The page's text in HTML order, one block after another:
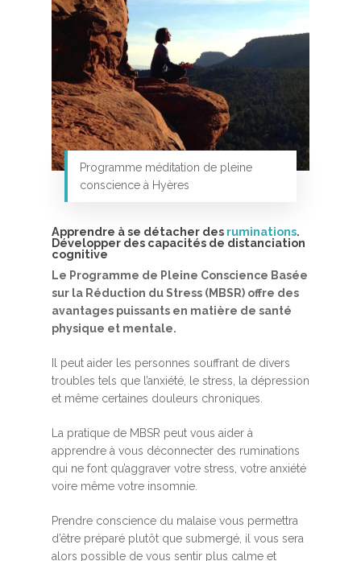
Programme méditation de pleine
conscience à Hyères
Apprendre à se détacher des ruminations.
Développer des capacités de distanciation
cognitive
Le Programme de Pleine Conscience Basée
sur la Réduction du Stress (MBSR) offre des
avantages puissants en matière de santé
physique et mentale.
Il peut aider les personnes souffrant de divers
troubles tels que l’anxiété, le stress, la dépression
et même certaines douleurs chroniques.
La pratique de MBSR peut vous aider à
apprendre à vous déconnecter des ruminations
qui ne font qu’aggraver votre stress, votre anxiété
voire même votre insomnie.
Prendre conscience du malaise vous permettra
d’être préparé plutôt que submergé, il vous sera
alors possible de vous sentir plus calme et
MBSR, MSC &
Méditation
MBSR
Stage de méditation
Retraite de pleine
Thérapie :
Somatic
Somatic Experiencing
Thérapie
Entreprise
Programmes
Développement